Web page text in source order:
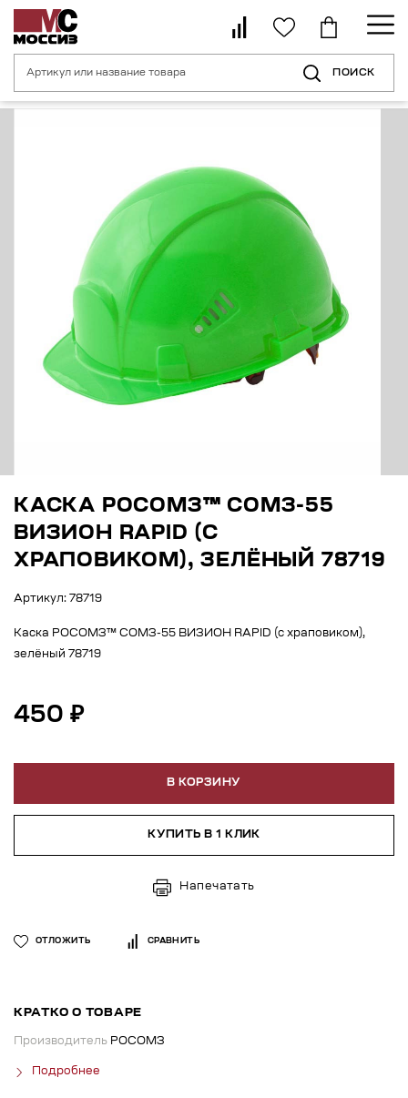
ПОИСК
Главная страница Средства индивидуальной защиты
КАСКА РОСОМЗ™ СОМЗ-55
ВИЗИОН RAPID (С
ХРАПОВИКОМ), ЗЕЛЁНЫЙ 78719
Артикул: 78719
Каска РОСОМЗ™ СОМЗ-55 ВИЗИОН RAPID (с храповиком),
зелёный 78719
450 ₽
В КОРЗИНУ
КУПИТЬ В 1 КЛИК
Напечатать
ОТЛОЖИТЬ СРАВНИТЬ
КРАТКО О ТОВАРЕ
Производитель РОСОМЗ
Подробнее